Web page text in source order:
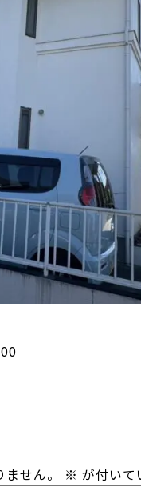
せん。 ※ が付いて